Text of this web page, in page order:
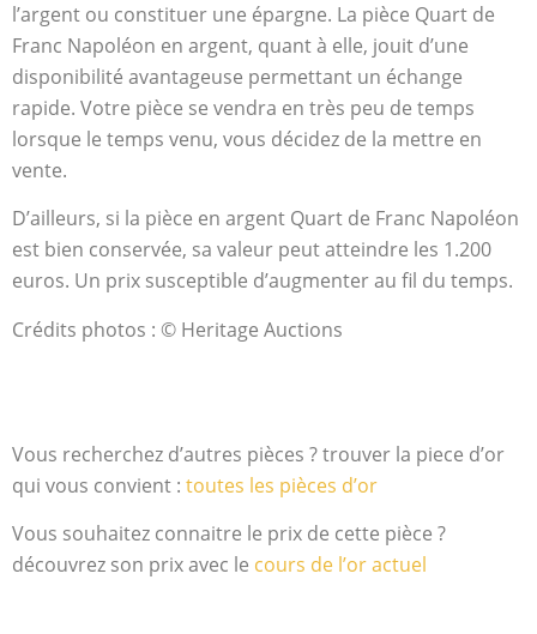
l’argent ou constituer une épargne. La pièce Quart de
Franc Napoléon en argent, quant à elle, jouit d’une
disponibilité avantageuse permettant un échange
rapide. Votre pièce se vendra en très peu de temps
lorsque le temps venu, vous décidez de la mettre en
vente.
D’ailleurs, si la pièce en argent Quart de Franc Napoléon
est bien conservée, sa valeur peut atteindre les 1.200
euros. Un prix susceptible d’augmenter au fil du temps.
Crédits photos : © Heritage Auctions
Vous recherchez d’autres pièces ? trouver la piece d’or
qui vous convient : toutes les pièces d’or
Vous souhaitez connaitre le prix de cette pièce ?
découvrez son prix avec le cours de l’or actuel